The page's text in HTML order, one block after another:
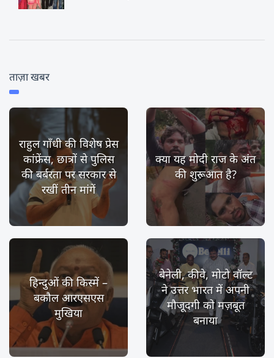
ताज़ा खबर
राहुल गाँधी की विशेष प्रेस
कांफ्रेंस, छात्रों से पुलिस
की बर्बरता पर सरकार से
रखीं तीन मांगें
क्या यह मोदी राज के अंत
की शुरूआत है?
हिन्दुओं की किस्में –
बकौल आरएसएस
मुखिया
बेनेली, कीवे, मोटो वॉल्ट
ने उत्तर भारत में अपनी
मौजूदगी को मज़बूत
बनाया